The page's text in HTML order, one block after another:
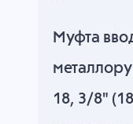
Муфта
18, 3/8"